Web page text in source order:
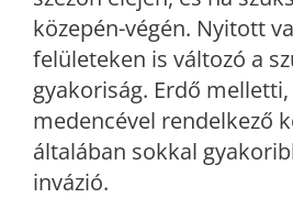
közepén-végén. Nyitott
felületeken is változó a
gyakoriság. Erdő
medencével rendelkező
általában sokkal
invázió.